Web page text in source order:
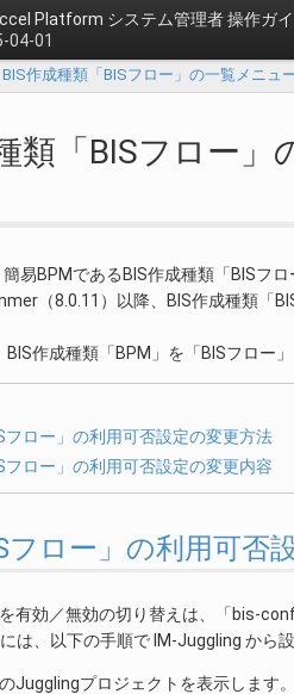
Platform システム管理者 操作ガ
04-01
BIS作成種類「BISフロー」の一覧メニュ
類「BISフロー
簡易BPMであるBIS作成種類「BISフ
（8.0.11）以降、BIS作成種類「
BIS作成種類「BPM」を「BISフロー
フロー」の利用可否設定の変更方法
フロー」の利用可否設定の変更内容
フロー」の利用可否
を有効／無効の切り替えは、「bis-
は、以下の手順で IM-Juggling から
Jugglingプロジェクトを表示します